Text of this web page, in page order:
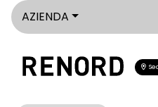
AZIENDA